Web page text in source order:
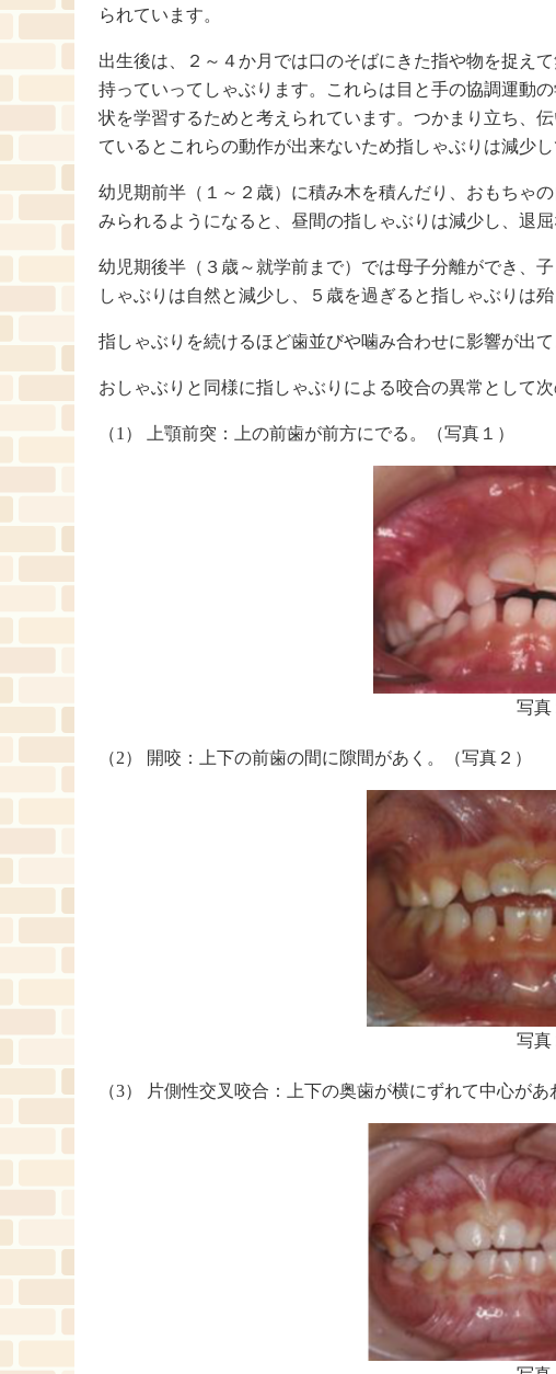
られています。
出生後は、２～４か月では口のそばにきた指や物を捉え
持っていってしゃぶります。これらは目と手の協調運動
状を学習するためと考えられています。つかまり立ち、
ているとこれらの動作が出来ないため指しゃぶりは減少し
幼児期前半（１～２歳）に積み木を積んだり、おもちゃ
みられるようになると、昼間の指しゃぶりは減少し、退
幼児期後半（３歳～就学前まで）では母子分離ができ、
しゃぶりは自然と減少し、５歳を過ぎると指しゃぶりは
指しゃぶりを続けるほど歯並びや噛み合わせに影響が出て
おしゃぶりと同様に指しゃぶりによる咬合の異常として次
（1） 上顎前突：上の前歯が前方にでる。（写真１）
写真
（2） 開咬：上下の前歯の間に隙間があく。（写真２）
写真
（3） 片側性交叉咬合：上下の奥歯が横にずれて中心があ